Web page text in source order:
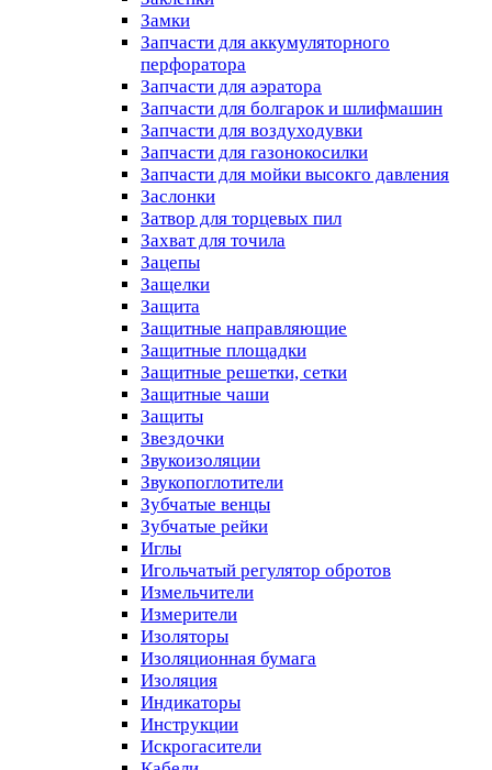
Замки
Запчасти для аккумуляторного
перфоратора
Запчасти для аэратора
Запчасти для болгарок и шлифмашин
Запчасти для воздуходувки
Запчасти для газонокосилки
Запчасти для мойки высокго давления
Заслонки
Затвор для торцевых пил
Захват для точила
Зацепы
Защелки
Защита
Защитные направляющие
Защитные площадки
Защитные решетки, сетки
Защитные чаши
Защиты
Звездочки
Звукоизоляции
Звукопоглотители
Зубчатые венцы
Зубчатые рейки
Иглы
Игольчатый регулятор обротов
Измельчители
Измерители
Изоляторы
Изоляционная бумага
Изоляция
Индикаторы
Инструкции
Искрогасители